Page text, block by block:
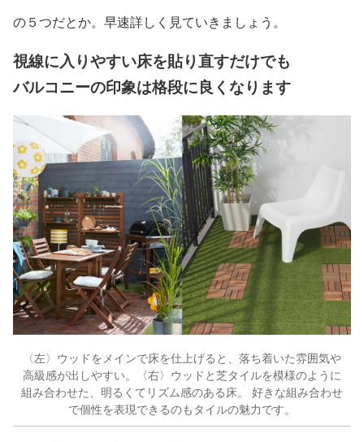
の５つだとか。早速詳しく見ていきましょう。
視線に入りやすい床を貼り直すだけでも
バルコニーの印象は格段に良くなります
〈左〉ウッドをメインで床を仕上げると、落ち着いた雰囲気や
高級感が出しやすい。〈右〉ウッドと芝タイルを模様のように
組み合わせた、明るくてリズム感のある床。 好きな組み合わせ
で個性を表現できるのもタイルの魅力です。